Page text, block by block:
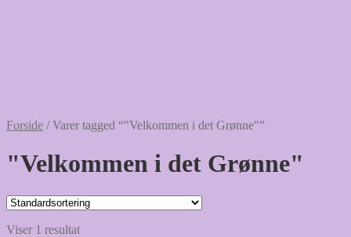
Forside /Varer tagged “"Velkommen i det Grønne"”
"Velkommen i det Grønne"
Viser 1 resultat